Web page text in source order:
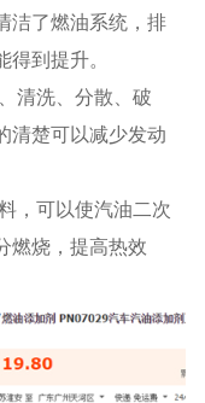
洁了燃油系统，排
到提升。
清洗、分散、破
清楚可以减少发动
，可以使汽油二次
燃烧，提高热效